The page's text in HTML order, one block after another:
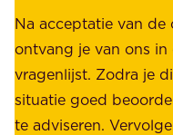
i
j
b
i
e
n
v
o
o
r
Na acceptatie van
ontvang je van ons
vragenlijst. Zodra je
situatie goed
te adviseren.